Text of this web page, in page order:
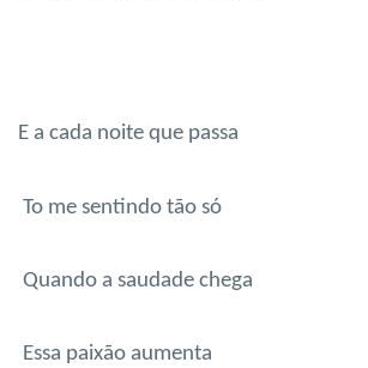
E a cada noite que passa
To me sentindo tão só
Quando a saudade chega
Essa paixão aumenta